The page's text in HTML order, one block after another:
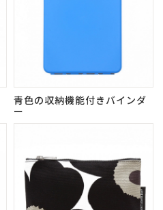
青色の収納機能付きバインダ
ー